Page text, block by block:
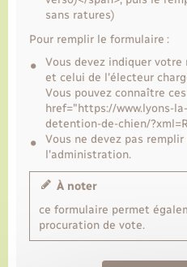
Voirie et espace public
sans ratures)
Pour remplir le formulaire :
Vous devez indiquer
et celui de l'électeur
Vous pouvez connaître
href="https://www.lyons-
detention-de-chien/
Vous ne devez pas
l'administration.
À noter
ce formulaire permet
procuration de vote.